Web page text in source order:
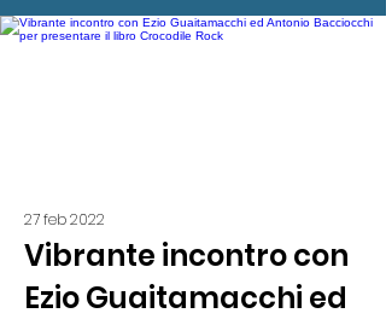
27 feb 2022
Vibrante incontro con
Ezio Guaitamacchi ed